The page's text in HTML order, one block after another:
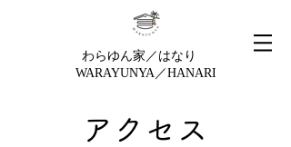
わらゆん家／はなり
WARAYUNYA／HANARI
アクセス